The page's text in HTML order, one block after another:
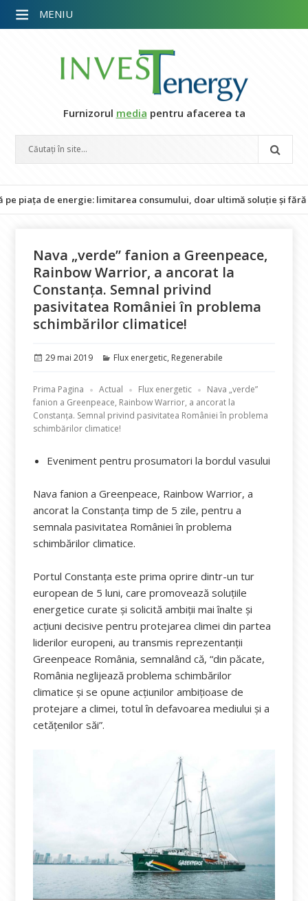
Furnizorul media pentru afacerea ta
de energie: limitarea consumului, doar ultimă soluție și fără
Nava „verde” fanion a Greenpeace,
Rainbow Warrior, a ancorat la
Constanța. Semnal privind
pasivitatea României în problema
schimbărilor climatice!
Publicat
29 mai 2019 Categorii
Flux energetic, Regenerabile
Prima Pagina Actual Flux energetic
Nava „verde”
fanion a Greenpeace, Rainbow Warrior, a ancorat la
Constanța. Semnal privind pasivitatea României în problema
schimbărilor climatice!
Eveniment pentru prosumatori la bordul vasului
Nava fanion a Greenpeace, Rainbow Warrior, a
ancorat la Constanța timp de 5 zile, pentru a
semnala pasivitatea României în problema
schimbărilor climatice.
Portul Constanța este prima oprire dintr-un tur
european de 5 luni, care promovează soluțiile
energetice curate și solicită ambiții mai înalte și
acțiuni decisive pentru protejarea climei din partea
liderilor europeni, au transmis reprezentanții
Greenpeace România, semnalând că, “din păcate,
România neglijează problema schimbărilor
climatice și se opune acțiunilor ambițioase de
protejare a climei, totul în defavoarea mediului și a
cetățenilor săi”.
MENIU